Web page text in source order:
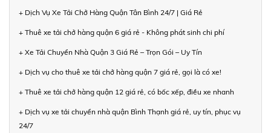
+ Dịch Vụ Xe Tải Chở Hàng Quận Tân Bình 24/7 | Giá Rẻ
+ Thuê xe tải chở hàng quận 6 giá rẻ - Không phát sinh chi phí
+ Xe Tải Chuyển Nhà Quận 3 Giá Rẻ – Trọn Gói – Uy Tín
+ Dịch vụ cho thuê xe tải chở hàng quận 7 giá rẻ, gọi là có xe!
+ Thuê xe tải chở hàng quận 12 giá rẻ, có bốc xếp, điều xe nhanh
+ Dịch vụ xe tải chuyển nhà quận Bình Thạnh giá rẻ, uy tín, phục vụ
24/7